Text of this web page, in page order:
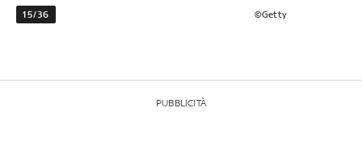
15/36 ©Getty
PUBBLICITÀ